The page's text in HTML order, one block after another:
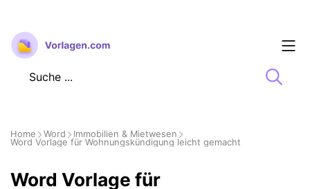
Zum
Inhalt
springen
Home Word
Immobilien & Mietwesen
Word Vorlage für Wohnungskündigung leicht gemacht
Word Vorlage für